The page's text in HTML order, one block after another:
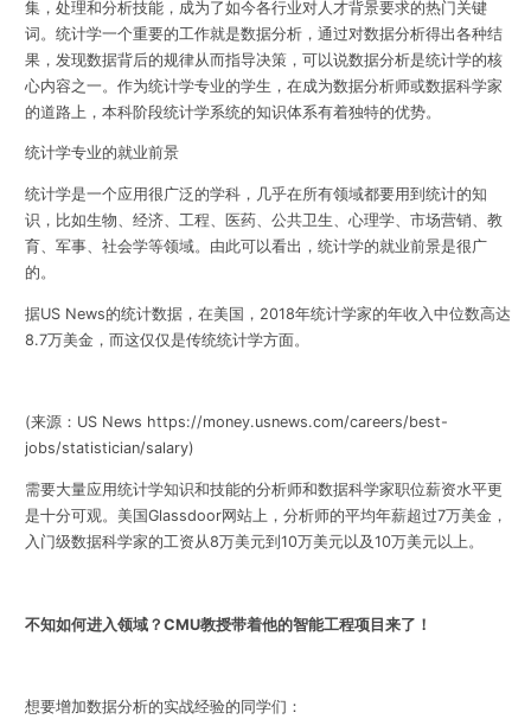
集，处理和分析技能，成为了如今各行业对人才背景要求的热门关键
词。 统计学一个重要的工作就是数据分析，通过对数据分析得出各种结
果，发现数据背后的规律从而指导决策，可以说数据分析是统计学的核
心内容之一 。作为统计学专业的学生，在成为数据分析师或数据科学家
的道路上，本科阶段统计学系统的知识体系有着独特的优势。
统计学专业的就业前景
统计学是一个应用很广泛的学科，几乎在所有领域都要用到统计的知
识，比如生物、经济、工程、医药、公共卫生、心理学、市场营销、教
育、军事、社会学等领域。由此可以看出，统计学的就业前景是很广
的。
据US News的统计数据，在美国，2018年统计学家的年收入中位数高达
8.7万美金，而这仅仅是传统统计学方面。
(来源：US News https://money.usnews.com/careers/best-
jobs/statistician/salary)
需要大量应用统计学知识和技能的分析师和数据科学家职位薪资水平更
是十分可观。美国Glassdoor网站上，分析师的平均年薪超过7万美金，
入门级数据科学家的工资从8万美元到10万美元以及10万美元以上。
不知如何进入领域？CMU教授带着他的智能工程项目来了！
想要增加数据分析的实战经验的同学们：